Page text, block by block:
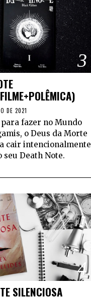
3
DE 2021
para fazer no Mundo
o Deus da Morte
cair intencionalmente
seu Death Note.
4
SILENCIOSA